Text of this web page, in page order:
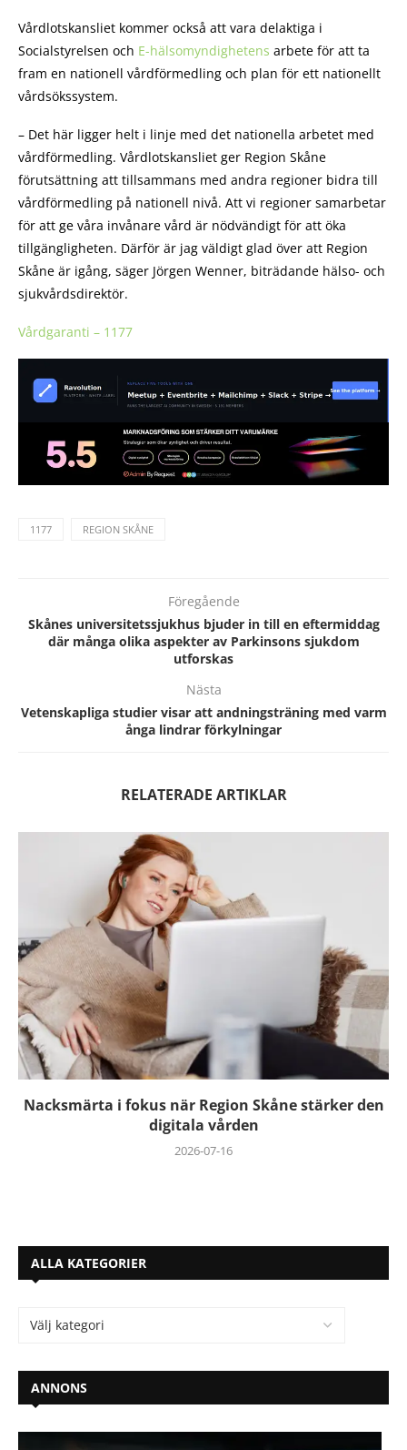
Vårdlotskansliet kommer också att vara delaktiga i
Socialstyrelsen och E-hälsomyndighetens arbete för att ta
fram en nationell vårdförmedling och plan för ett nationellt
vårdsökssystem.
– Det här ligger helt i linje med det nationella arbetet med
vårdförmedling. Vårdlotskansliet ger Region Skåne
förutsättning att tillsammans med andra regioner bidra till
vårdförmedling på nationell nivå. Att vi regioner samarbetar
för att ge våra invånare vård är nödvändigt för att öka
tillgängligheten. Därför är jag väldigt glad över att Region
Skåne är igång, säger Jörgen Wenner, biträdande hälso- och
sjukvårdsdirektör.
Vårdgaranti – 1177
1177 REGION SKÅNE
Föregående
Skånes universitetssjukhus bjuder in till en eftermiddag
där många olika aspekter av Parkinsons sjukdom
utforskas
Nästa
Vetenskapliga studier visar att andningsträning med varm
ånga lindrar förkylningar
RELATERADE ARTIKLAR
Nacksmärta i fokus när Region Skåne stärker den
digitala vården
2026-07-16
ALLA KATEGORIER
ANNONS